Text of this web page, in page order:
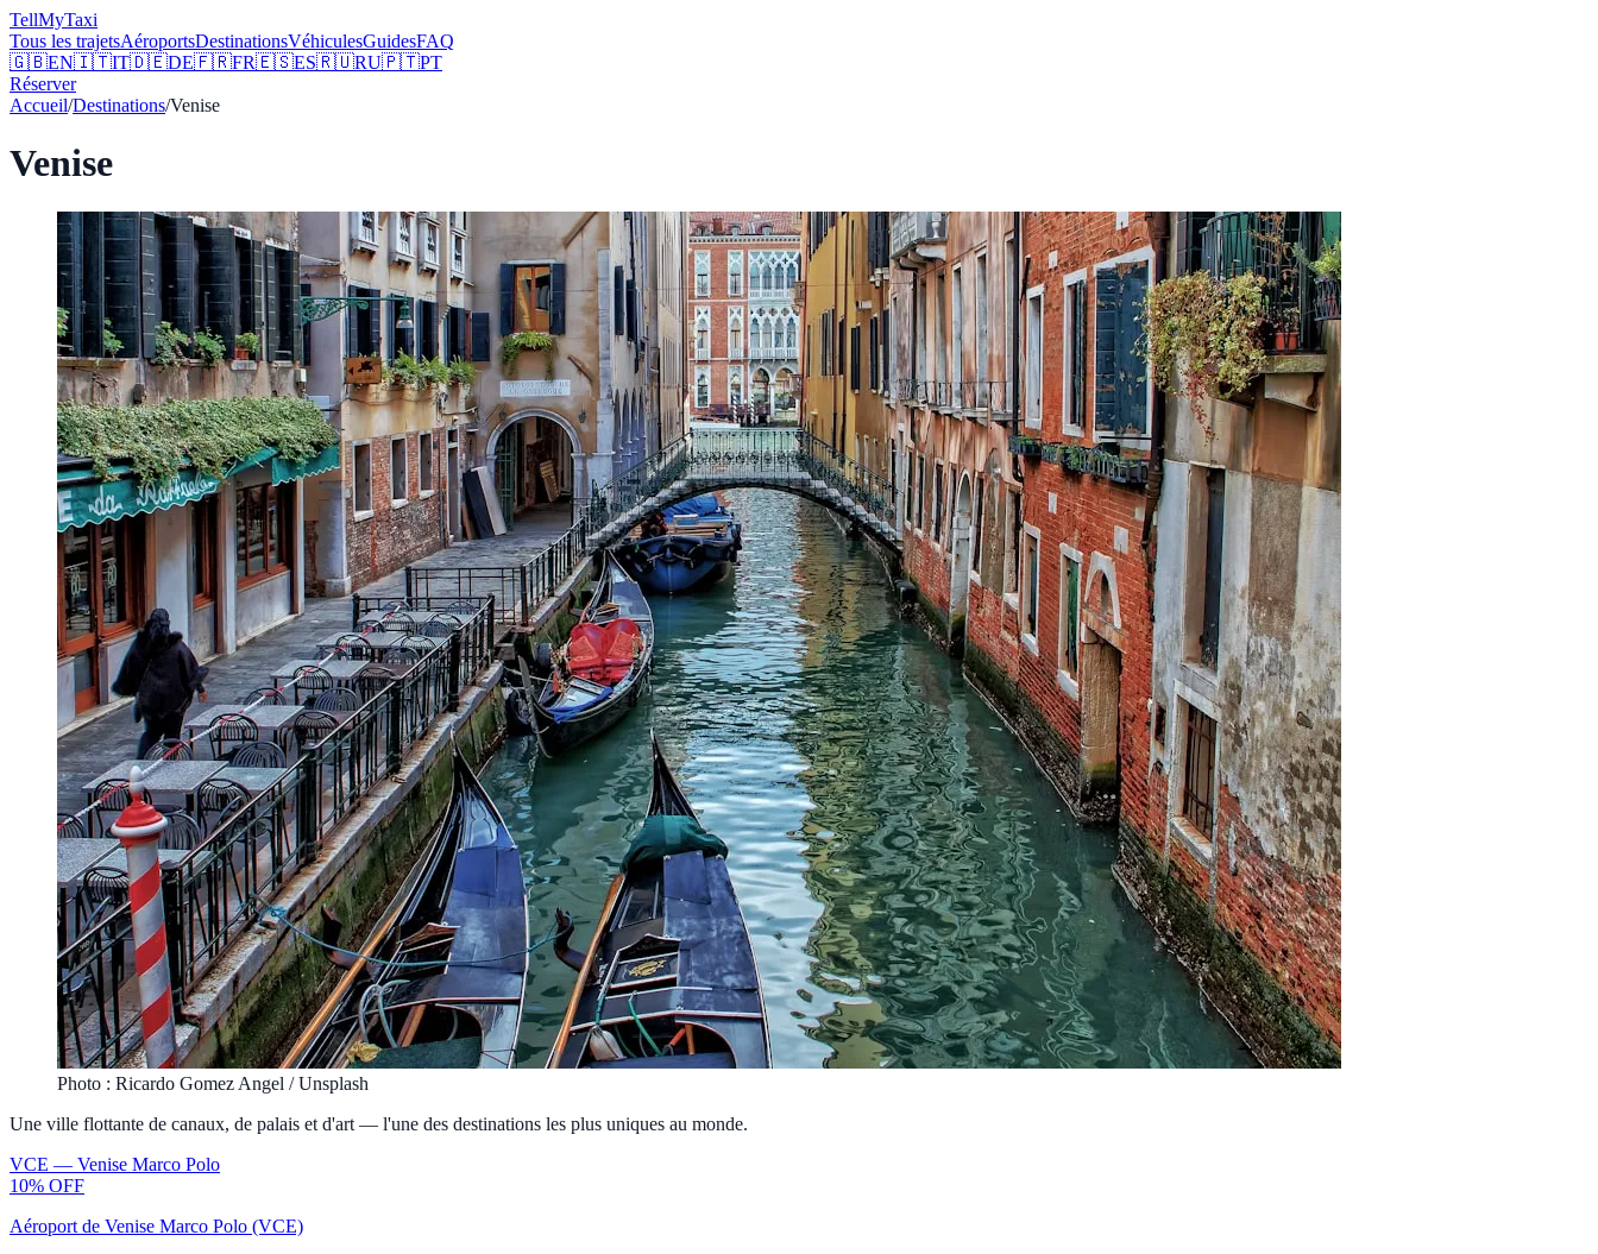
TellMyTaxi
Tous les trajetsAéroportsDestinationsVéhiculesGuidesFAQ
🇬🇧EN🇮🇹IT🇩🇪DE🇫🇷FR🇪🇸ES🇷🇺RU🇵🇹PT
Réserver
Accueil/Destinations/Venise
Venise
Photo : Ricardo Gomez Angel / Unsplash
Une ville flottante de canaux, de palais et d'art — l'une des destinations les plus uniques au monde.
VCE — Venise Marco Polo
10% OFF
Aéroport de Venise Marco Polo (VCE)